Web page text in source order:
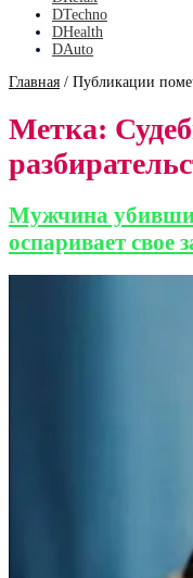
DTechno
DHealth
DAuto
Главная / Публикации
Метка:
Мужчина
оспаривает свое